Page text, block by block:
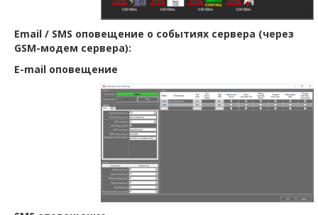
Email / SMS оповещение о событиях сервера (через
GSM-модем сервера):
E-mail оповещение